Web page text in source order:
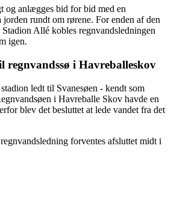
og anlægges bid for bid med en
jorden rundt om rørene. For enden af den
Allé kobles regnvandsledningen
igen.
regnvandssø i Havreballeskov
ledt til Svanesøen - kendt som
i Havreballe Skov havde en
blev det besluttet at lede vandet fra det
forventes afsluttet midt i